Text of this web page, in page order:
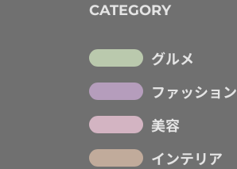
CATEGORY
グルメ
ファッション
美容
インテリア